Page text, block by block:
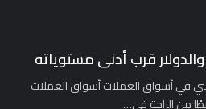
قرب أدنى مستوياته
في أسواق العملات أسواق العملات
من الراحة في…